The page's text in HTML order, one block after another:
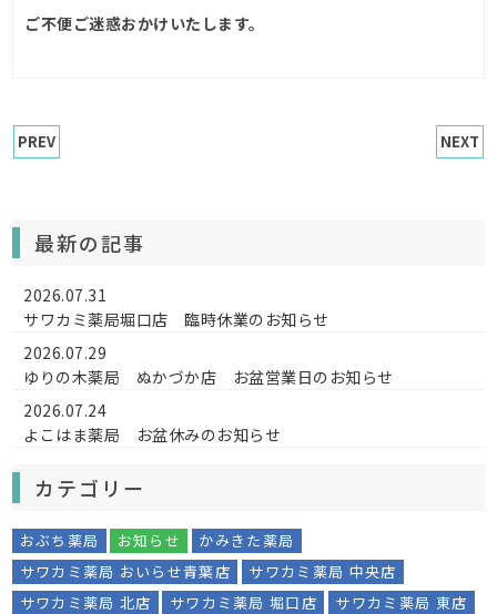
ご不便ご迷惑おかけいたします。
PREV NEXT
最新の記事
2026.07.31
サワカミ薬局堀口店 臨時休業のお知らせ
2026.07.29
ゆりの木薬局 ぬかづか店 お盆営業日のお知らせ
2026.07.24
よこはま薬局 お盆休みのお知らせ
カテゴリー
おぶち薬局 お知らせ
かみきた薬局
サワカミ薬局 おいらせ青葉店
サワカミ薬局 中央店
サワカミ薬局 北店
サワカミ薬局 堀口店
サワカミ薬局 東店